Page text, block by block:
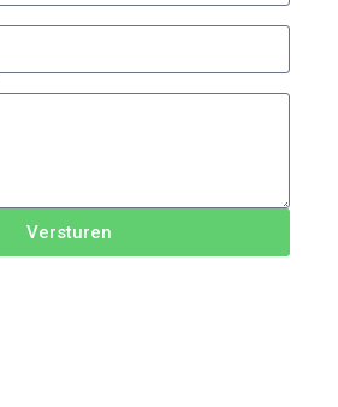
Versturen